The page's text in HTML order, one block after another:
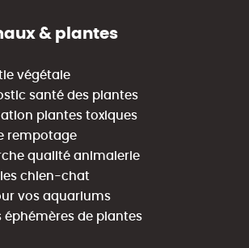
& plantes
végétale
santé des plantes
plantes toxiques
rempotage
qualité animalerie
chien-chat
vos aquariums
éphémères de plantes